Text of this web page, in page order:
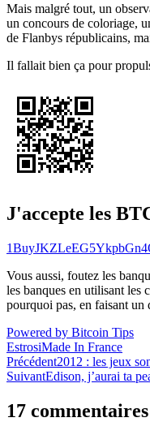
Mais malgré tout, un
un concours de coloriage,
de Flanbys républicains,
Il fallait bien ça pour
J'accepte les
Vous aussi, foutez les
les banques en utilisant les
pourquoi pas, en faisant un
Powered by Bitcoin Tips
EstrosiMade In France
Navigation
de
l’article
Précédent2012 : les jeux
SuivantEdison, j’aurai ta
17 commentaires